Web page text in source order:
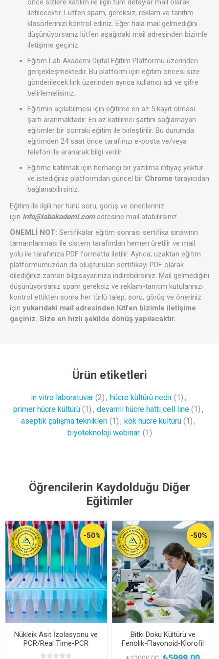
önce sizlere katılım ile ilgili tüm detaylar mail olarak
iletilecektir. Lütfen spam, gereksiz, reklam ve tanıtım
klasörlerinizi kontrol ediniz. Eğer hala mail gelmediğini
düşünüyorsanız lütfen aşağıdaki mail adresinden bizimle
iletişime geçiniz.
Eğitim Lab Akademi Dijital Eğitim Platformu üzerinden
gerçekleşmektedir. Bu platform için eğitim öncesi size
gönderilecek link üzerinden ayrıca kullanıcı adı ve şifre
belirlemelisiniz.
Eğitimin açılabilmesi için eğitime en az 5 kayıt olması
şartı aranmaktadır. En az katılımcı şartını sağlamayan
eğitimler bir sonraki eğitim ile birleştirilir. Bu durumda
eğitimden 24 saat önce tarafınızı e-posta ve/veya
telefon ile aranarak bilgi verilir.
Eğitime katılmak için herhangi bir yazılıma ihtiyaç yoktur
ve istediğiniz platformdan güncel bir Chrome tarayıcıdan
bağlanabilirsiniz.
Eğitim ile ilgili her türlü soru, görüş ve önerileriniz
için info@labakademi.comadresine mail atabilirsiniz.
ÖNEMLİ NOT: Sertifikalar eğitim sonrası sertifika sınavının
tamamlanması ile sistem tarafından hemen üretilir ve mail
yolu ile tarafınıza PDF formatta iletilir. Ayrıca; uzaktan eğitim
platformumuzdan da oluşturulan sertifikayı PDF olarak
dilediğiniz zaman bilgisayarınıza indirebilirsiniz. Mail gelmediğini
düşünüyorsanız spam gereksiz ve reklam-tanıtım kutularınızı
kontrol ettikten sonra her türlü talep, soru, görüş ve öneriniz
için yukarıdaki mail adresinden lütfen bizimle iletişime
geçiniz. Size en hızlı şekilde dönüş yapılacaktır.
Ürün etiketleri
in vitro laboratuvar (2) , hücre kültürü nedir (1) ,
primer hücre kültürü (1) , devamlı hücre hattı cell line (1) ,
aseptik çalışma teknikleri (1) , kök hücre kültürü (1) ,
biyoteknoloji webinar. (1)
Öğrencilerin Kaydolduğu Diğer
Eğitimler
-50%
Nükleik Asit İzolasyonu ve
PCR/Real Time-PCR
Uygulamaları Uzmanlık
-50%
Bitki Doku Kültürü ve
Fenolik-Flavonoid-Klorofil